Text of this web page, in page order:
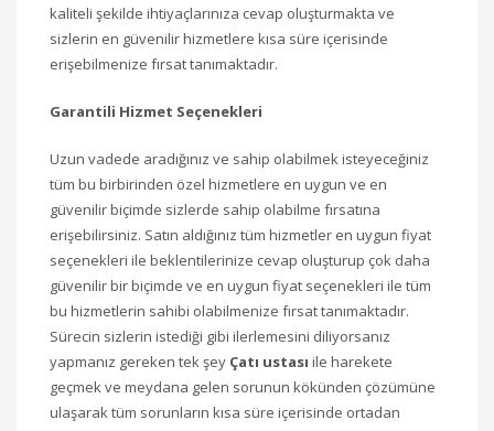
kaliteli şekilde ihtiyaçlarınıza cevap oluşturmakta ve
sizlerin en güvenilir hizmetlere kısa süre içerisinde
erişebilmenize fırsat tanımaktadır.
Garantili Hizmet Seçenekleri
Uzun vadede aradığınız ve sahip olabilmek isteyeceğiniz
tüm bu birbirinden özel hizmetlere en uygun ve en
güvenilir biçimde sizlerde sahip olabilme fırsatına
erişebilirsiniz. Satın aldığınız tüm hizmetler en uygun fiyat
seçenekleri ile beklentilerinize cevap oluşturup çok daha
güvenilir bir biçimde ve en uygun fiyat seçenekleri ile tüm
bu hizmetlerin sahibi olabilmenize fırsat tanımaktadır.
Sürecin sizlerin istediği gibi ilerlemesini diliyorsanız
yapmanız gereken tek şey Çatı ustası ile harekete
geçmek ve meydana gelen sorunun kökünden çözümüne
ulaşarak tüm sorunların kısa süre içerisinde ortadan